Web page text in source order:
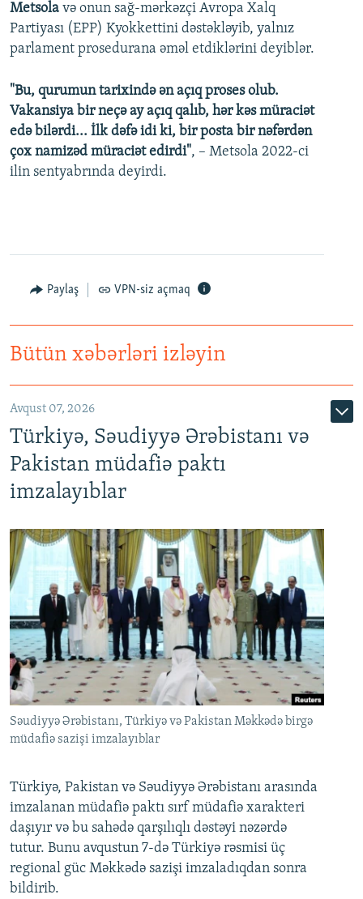
Metsola və onun sağ-mərkəzçi Avropa Xalq
Partiyası (EPP) Kyokkettini dəstəkləyib, yalnız
parlament prosedurana əməl etdiklərini deyiblər.
"Bu, qurumun tarixində ən açıq proses olub.
Vakansiya bir neçə ay açıq qalıb, hər kəs müraciət
edə bilərdi... İlk dəfə idi ki, bir posta bir nəfərdən
çox namizəd müraciət edirdi", – Metsola 2022-ci
ilin sentyabrında deyirdi.
Paylaş VPN-siz açmaq
Bütün xəbərləri izləyin
Avqust 07, 2026
Türkiyə, Səudiyyə Ərəbistanı və
Pakistan müdafiə paktı
imzalayıblar
Səudiyyə Ərəbistanı, Türkiyə və Pakistan Məkkədə birgə
müdafiə sazişi imzalayıblar
Türkiyə, Pakistan və Səudiyyə Ərəbistanı arasında
imzalanan müdafiə paktı sırf müdafiə xarakteri
daşıyır və bu sahədə qarşılıqlı dəstəyi nəzərdə
tutur. Bunu avqustun 7-də Türkiyə rəsmisi üç
regional güc Məkkədə sazişi imzaladıqdan sonra
bildirib.